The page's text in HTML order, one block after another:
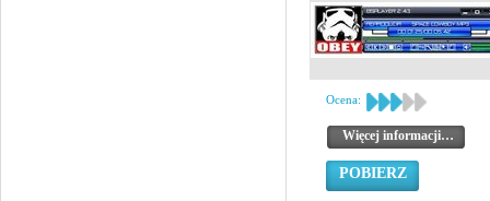
Ocena:
Więcej informacji…
POBIERZ